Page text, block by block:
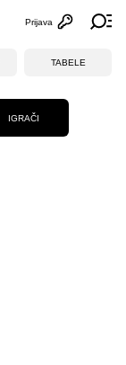
Otvori
Prijava
TABELE
IGRAČI